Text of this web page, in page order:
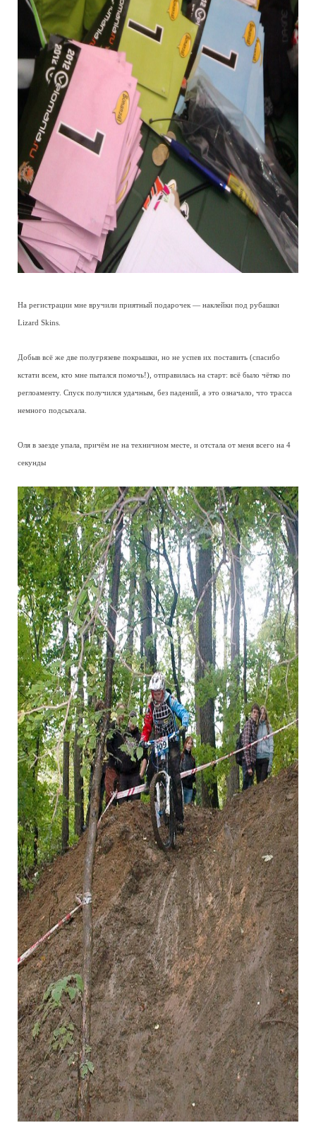
На регистрации мне вручили приятный подарочек — наклейки под рубашки
Lizard Skins.
Добыв всё же две полугрязеве покрышки, но не успев их поставить (спасибо
кстати всем, кто мне пытался помочь!), отправилась на старт: всё было чётко по
реглоаменту. Спуск получился удачным, без падений, а это означало, что трасса
немного подсыхала.
Оля в заезде упала, причём не на техничном месте, и отстала от меня всего на 4
секунды